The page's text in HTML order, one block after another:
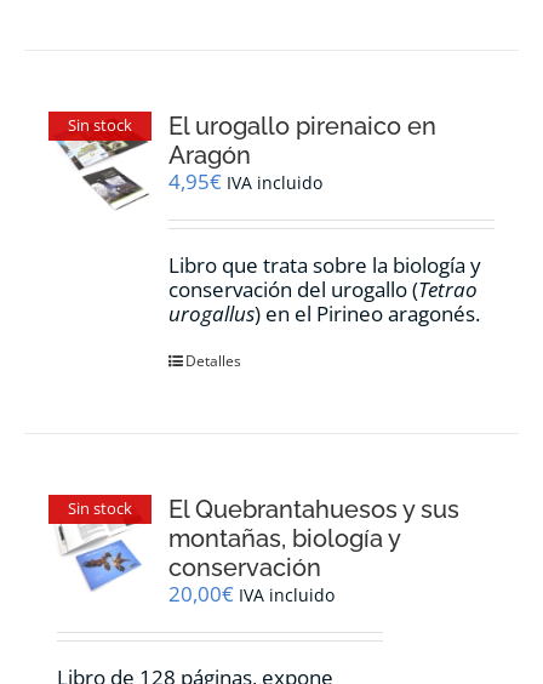
Sin stock
El urogallo pirenaico en
Aragón
4,95€ IVA incluido
Libro que trata sobre la biología y
conservación del urogallo (Tetrao
urogallus) en el Pirineo aragonés.
Detalles
Sin stock
El Quebrantahuesos y sus
montañas, biología y
conservación
20,00€ IVA incluido
Libro de 128 páginas, expone